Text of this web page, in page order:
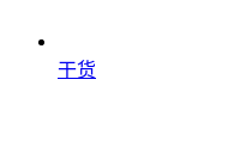
干货